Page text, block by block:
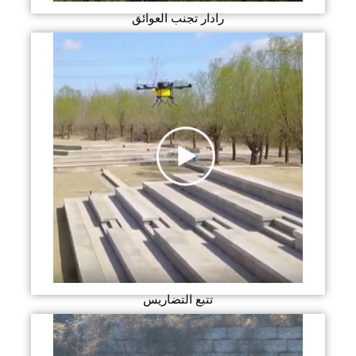
رادار تجنب العوائق
تتبع التضاريس